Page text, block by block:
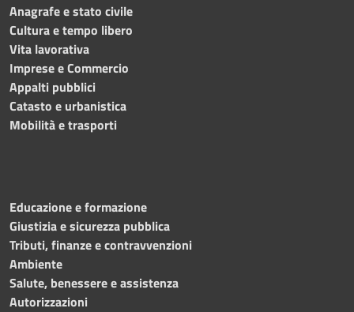
Anagrafe e stato civile
Cultura e tempo libero
Vita lavorativa
Imprese e Commercio
Appalti pubblici
Catasto e urbanistica
Mobilità e trasporti
Educazione e formazione
Giustizia e sicurezza pubblica
Tributi, finanze e contravvenzioni
Ambiente
Salute, benessere e assistenza
Autorizzazioni